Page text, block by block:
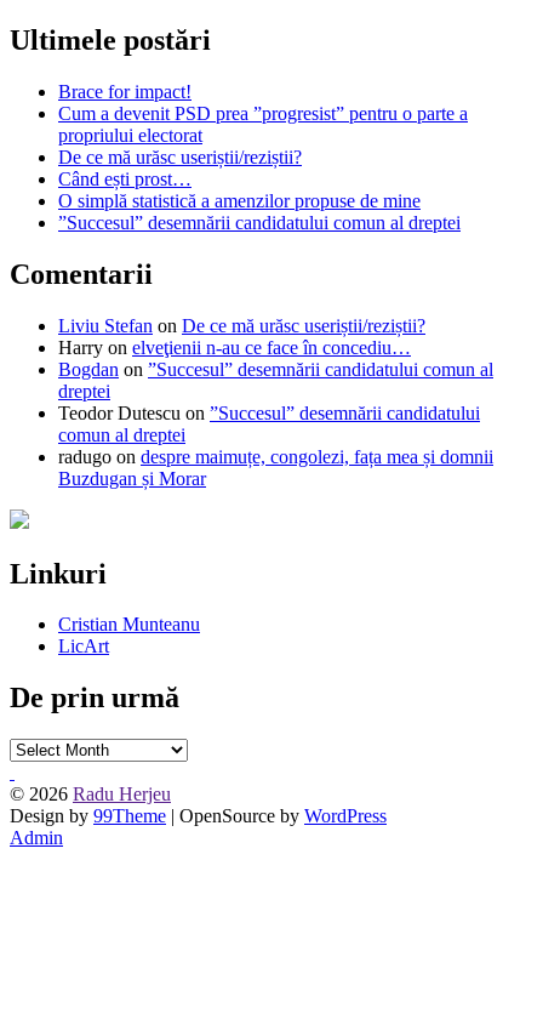
Ultimele postări
Brace for impact!
Cum a devenit PSD prea ”progresist” pentru o parte a
propriului electorat
De ce mă urăsc useriștii/reziștii?
Când ești prost…
O simplă statistică a amenzilor propuse de mine
”Succesul” desemnării candidatului comun al dreptei
Comentarii
Liviu Stefan on De ce mă urăsc useriștii/reziștii?
Harry on elveţienii n-au ce face în concediu…
Bogdan on ”Succesul” desemnării candidatului comun al
dreptei
Teodor Dutescu on ”Succesul” desemnării candidatului
comun al dreptei
radugo on despre maimuțe, congolezi, fața mea și domnii
Buzdugan și Morar
Linkuri
Cristian Munteanu
LicArt
De prin urmă
De
urmă
© 2026 Radu Herjeu
Design by 99Theme | OpenSource by WordPress
Admin